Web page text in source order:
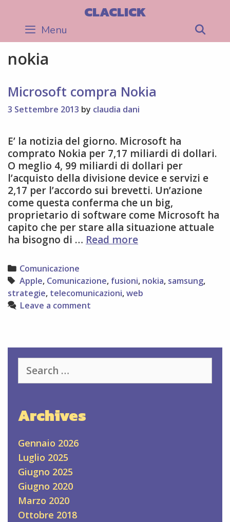
content
CLACLICK
Menu
nokia
Microsoft compra Nokia
3 Settembre 2013 by claudia dani
E’ la notizia del giorno. Microsoft ha
comprato Nokia per 7,17 miliardi di dollari.
O meglio 4, 99 miliardi di dollari per
l’acquisto della divisione device e servizi e
2,17 per l’accordo sui brevetti. Un’azione
come questa conferma che un big,
proprietario di software come Microsoft ha
capito che per stare alla situazione attuale
ha bisogno di … Read moreMicrosoft
Categories
Comunicazione
Tags
Apple, Comunicazione, fusioni, nokia, samsung,
strategie, telecomunicazioni,web
Leave a comment
for:
Archives
Gennaio 2026
Luglio 2025
Giugno 2025
Giugno 2020
Marzo 2020
Ottobre 2018